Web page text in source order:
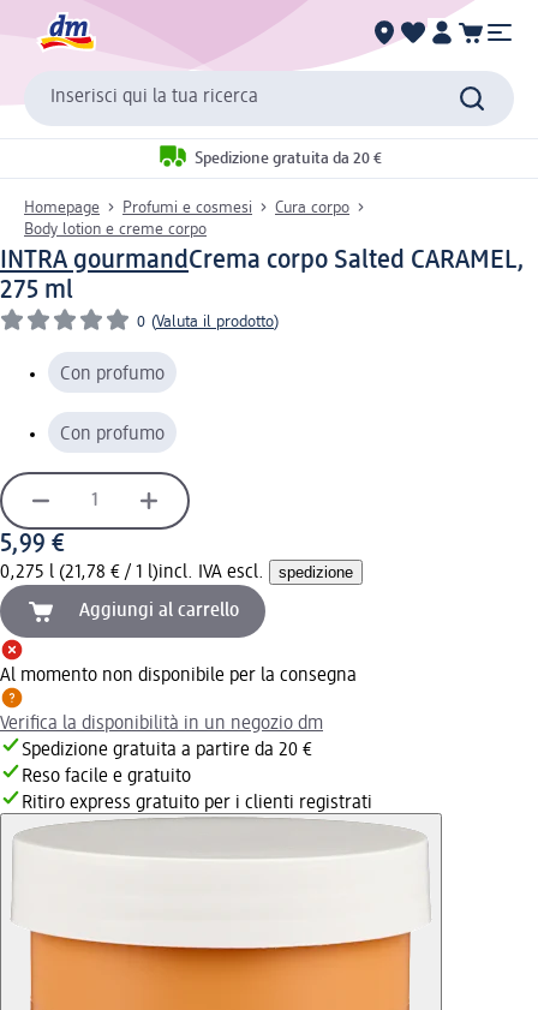
Inserisci qui la tua ricerca
Spedizione gratuita da 20 €
Homepage Profumi e cosmesi
Cura corpo
Body lotion e creme corpo
INTRA gourmandCrema corpo Salted CARAMEL,
275 ml
0 (Valuta il prodotto)
Con profumo
Con profumo
5,99 €
0,275 l (21,78 € / 1 l)incl. IVA escl. spedizione
Aggiungi al carrello
Al momento non disponibile per la consegna
Verifica la disponibilità in un negozio dm
Spedizione gratuita a partire da 20 €
Reso facile e gratuito
Ritiro express gratuito per i clienti registrati